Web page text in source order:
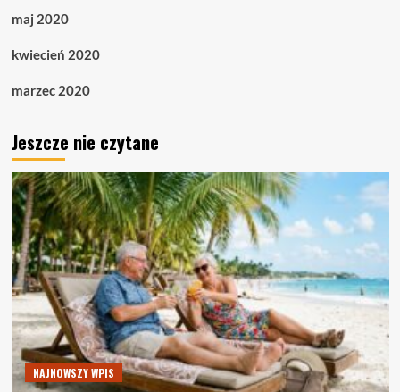
maj 2020
kwiecień 2020
marzec 2020
Jeszcze nie czytane
NAJNOWSZY WPIS